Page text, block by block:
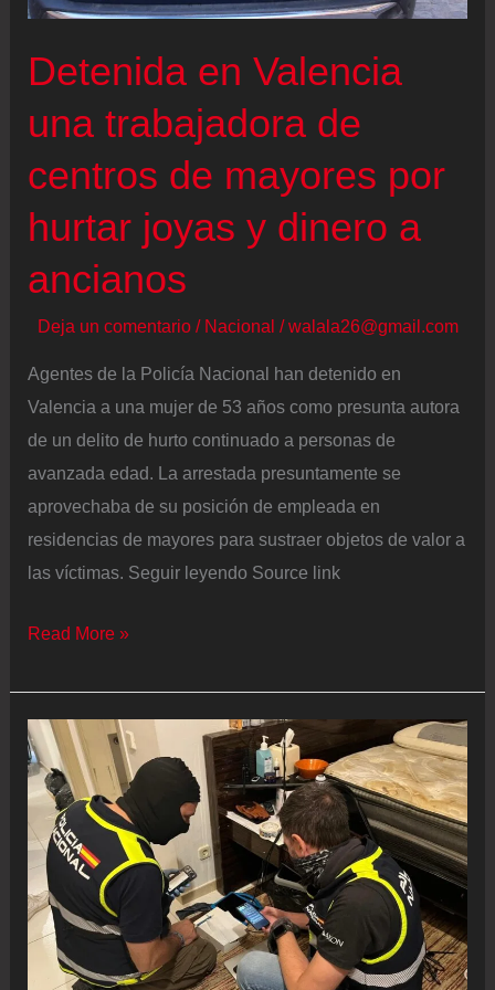
intersección
Detenida en Valencia
una trabajadora de
centros de mayores por
hurtar joyas y dinero a
ancianos
Deja un comentario / Nacional /walala26@gmail.com
Agentes de la Policía Nacional han detenido en
Valencia a una mujer de 53 años como presunta autora
de un delito de hurto continuado a personas de
avanzada edad. La arrestada presuntamente se
aprovechaba de su posición de empleada en
residencias de mayores para sustraer objetos de valor a
las víctimas. Seguir leyendo Source link
Detenida
Valencia
una
trabajadora
de
centros
de
mayores
por
hurtar
Read More »